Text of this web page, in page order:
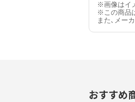
※画像はイ
※この商品
また､メー
おすすめ